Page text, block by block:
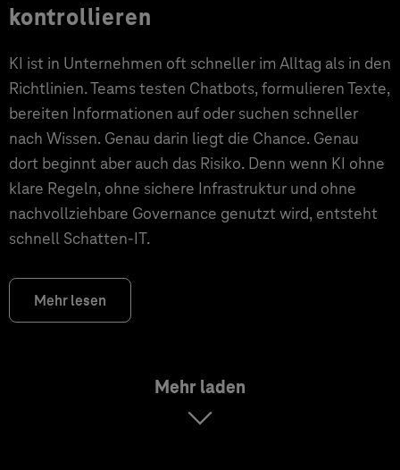
kontrollieren
KI ist in Unternehmen oft schneller im Alltag als in den
Richtlinien. Teams testen Chatbots, formulieren Texte,
bereiten Informationen auf oder suchen schneller
nach Wissen. Genau darin liegt die Chance. Genau
dort beginnt aber auch das Risiko. Denn wenn KI ohne
klare Regeln, ohne sichere Infrastruktur und ohne
nachvollziehbare Governance genutzt wird, entsteht
schnell Schatten-IT.
Mehr lesen
Mehr laden